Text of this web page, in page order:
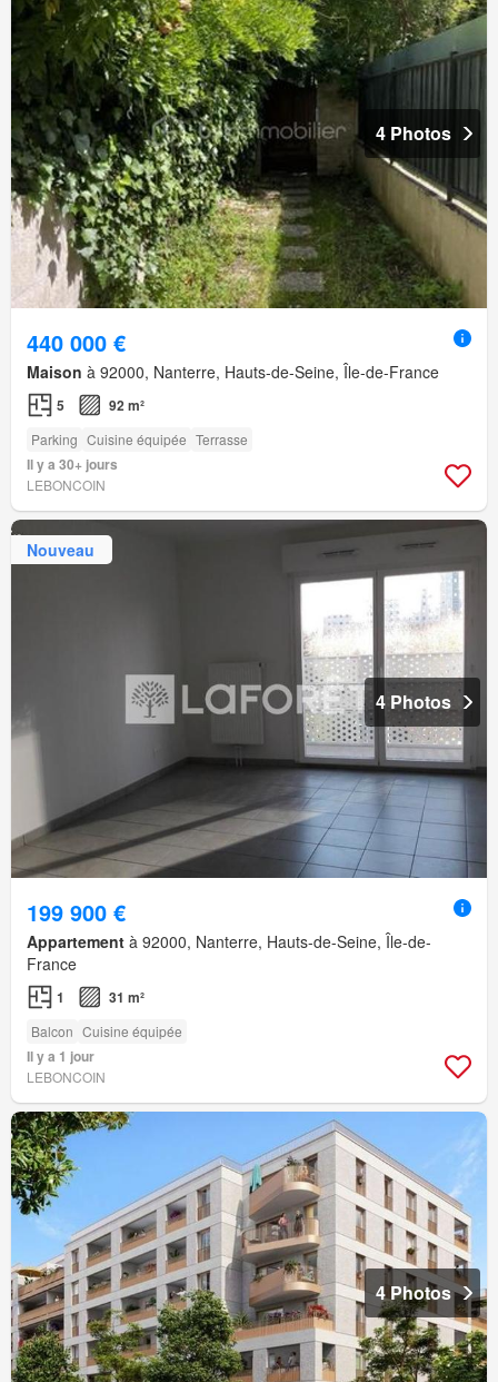
4 Photos
440 000 €
Maison à 92000, Nanterre, Hauts-de-Seine, Île-de-France
5 92 m²
Parking Cuisine équipée Terrasse
Il y a 30+ jours
LEBONCOIN
Nouveau
4 Photos
199 900 €
Appartement à 92000, Nanterre, Hauts-de-Seine, Île-de-
France
1 31 m²
Balcon Cuisine équipée
Il y a 1 jour
LEBONCOIN
4 Photos